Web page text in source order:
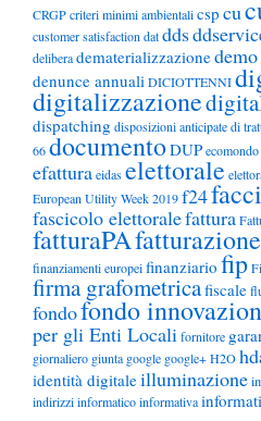
CRGPcriteri minimi ambientalicsp cu
customer satisfaction datdds
deliberadematerializzazionedemo
denunce annualiDICIOTTENNI
digitalizzazione
dispatching disposizioni anticipate di
66documentoDUPecomondo
efatturaeidaselettorale
European Utility Week 2019f24
fascicolo elettoralefattura
fatturaPA
finanziamenti europeifinanziario fip
firma grafometricafiscale
fondofondo
per gli Enti Localifornitore
giornaliero giunta google google+H2O
identità digitaleilluminazione
indirizziinformaticoinformativa